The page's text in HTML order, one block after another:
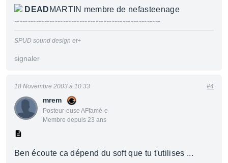
DEAD MARTIN membre de nefasteenage
------------------------------------------------------
SPUD sound design et+
signaler
mrem
Posteur·euse AFfamé·e
Membre depuis 23 ans
18 Novembre 2003 à 10:33 #4
Ben écoute ca dépend du soft que tu t'utilises ...